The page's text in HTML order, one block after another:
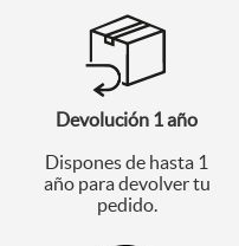
Devolución 1 año
Dispones de hasta 1
año para devolver tu
pedido.